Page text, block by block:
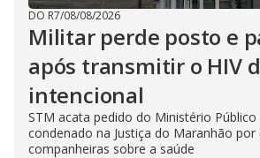
DO R7/08/08/2026
Militar perde posto e
após transmitir o HIV
intencional
STM acata pedido do Ministério
condenado na Justiça do Maranhão por
companheiras sobre a saúde